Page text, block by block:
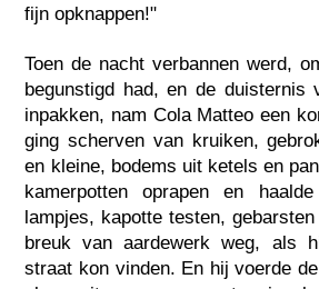
fijn opknappen!"
Toen de nacht verbannen werd,
begunstigd had, en de duisternis
inpakken, nam Cola Matteo een
ging scherven van kruiken,
en kleine, bodems uit ketels en
kamerpotten oprapen en
lampjes, kapotte testen,
breuk van aardewerk weg, als
straat kon vinden. En hij voerde